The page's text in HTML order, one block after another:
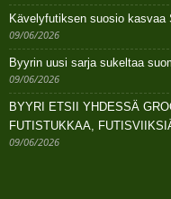
Kävelyfutiksen suosio kasvaa
09/06/2026
Byyrin uusi sarja sukeltaa
09/06/2026
BYYRI ETSII YHDESSÄ
FUTISTUKKAA,
09/06/2026